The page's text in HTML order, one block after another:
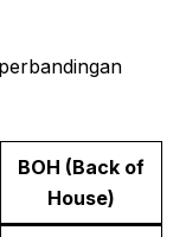
BOH (Back of
House)